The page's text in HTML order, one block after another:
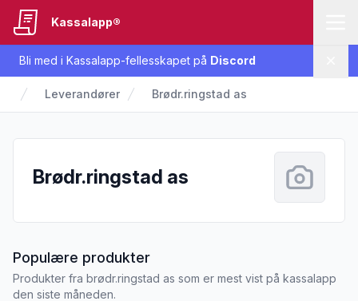
Bli med i Kassalapp-fellesskapet på Discord
Kassalapp®
Leverandører Brødr.ringstad as
Brødr.ringstad as
Populære produkterfra Brødr.ringstad as
Produkter fra brødr.ringstad as som er mest vist på kassalapp
den siste måneden.